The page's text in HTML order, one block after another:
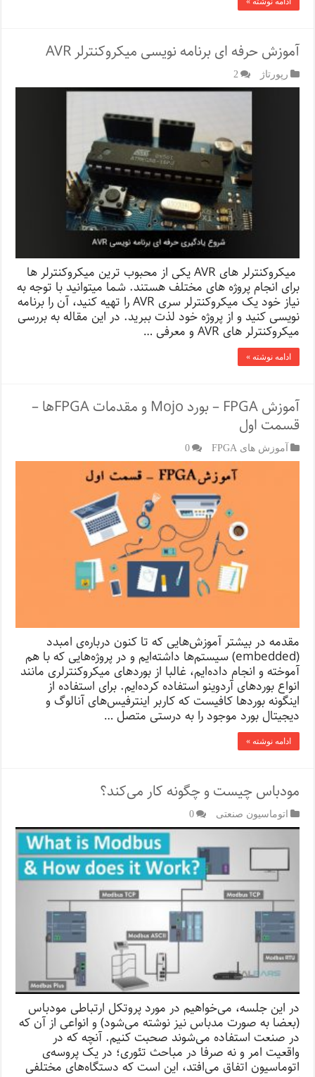
آموزش حرفه ای برنامه نویسی میکروکنترلر AVR
رپورتاژ‌ 2
میکروکنترلر های AVR یکی از محبوب ترین میکروکنترلر ها
برای انجام پروژه های مختلف هستند. شما میتوانید با توجه به
نیاز خود یک میکروکنترلر سری AVR را تهیه کنید، آن را برنامه
نویسی کنید و از پروژه خود لذت ببرید. در این مقاله به بررسی
میکروکنترلر های AVR و معرفی …
ادامه نوشته »
آموزش FPGA – بورد Mojo و مقدمات FPGA‌ها –
قسمت اول
آموزش های FPGA 0
مقدمه در بیشتر آموزش‌هایی که تا کنون درباره‌ی امبدد
(embedded) سیستم‌ها داشته‌ایم و در پروژه‌هایی که با هم
آموخته و انجام داده‌ایم، غالبا از بوردهای میکروکنترلری مانند
انواع بوردهای آردوینو استفاده کرده‌ایم. برای استفاده از
اینگونه بوردها کافیست که کاربر اینترفیس‌های آنالوگ و
دیجیتال بورد موجود را به درستی متصل …
ادامه نوشته »
مودباس چیست و چگونه کار می‌کند؟
اتوماسیون صنعتی 0
در این جلسه، می‌خواهیم در مورد پروتکل ارتباطی مودباس
(بعضا به صورت مدباس نیز نوشته می‌شود) و انواعی از آن که
در صنعت استفاده می‌شوند صحبت کنیم. آنچه که در
واقعیت امر و نه صرفا در مباحث تئوری؛ در یک پروسه‌ی
اتوماسیون اتفاق می‌افتد، این است که دستگاه‌های مختلفی